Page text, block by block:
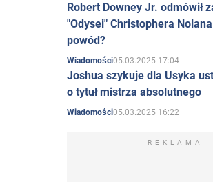
Robert Downey Jr. odmówił
"Odysei" Christophera
powód?
Wiadomości05.03.2025 17:04
Joshua szykuje dla Usyka
o tytuł mistrza absolutnego
Wiadomości05.03.2025 16:22
REKLAMA